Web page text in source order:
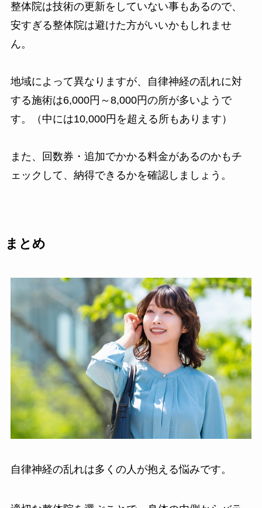
整体院は技術の更新をしていない事もあるので、
安すぎる整体院は避けた方がいいかもしれませ
ん。
地域によって異なりますが、自律神経の乱れに対
する施術は6,000円～8,000円の所が多いようで
す。（中には10,000円を超える所もあります）
また、回数券・追加でかかる料金があるのかもチ
ェックして、納得できるかを確認しましょう。
まとめ
自律神経の乱れは多くの人が抱える悩みです。